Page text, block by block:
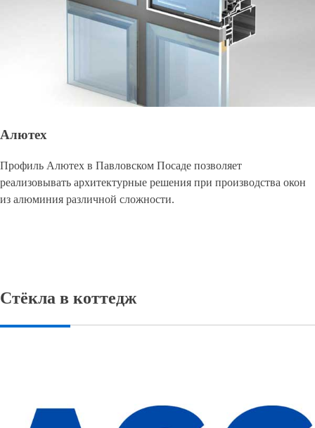
Алютех
Профиль Алютех в Павловском Посаде позволяет
реализовывать архитектурные решения при производства окон
из алюминия различной сложности.
Стёкла в коттедж